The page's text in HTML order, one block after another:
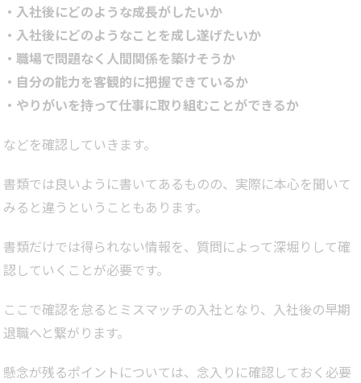
・入社後にどのような成長がしたいか
・入社後にどのようなことを成し遂げたいか
・職場で問題なく人間関係を築けそうか
・自分の能力を客観的に把握できているか
・やりがいを持って仕事に取り組むことができるか
などを確認していきます。
書類では良いように書いてあるものの、実際に本心を聞いて
みると違うということもあります。
書類だけでは得られない情報を、質問によって深堀りして確
認していくことが必要です。
ここで確認を怠るとミスマッチの入社となり、入社後の早期
退職へと繋がります。
懸念が残るポイントについては、念入りに確認しておく必要